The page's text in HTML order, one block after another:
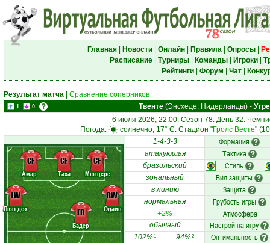
Главная| Новости| Онлайн| Правила| Опросы|
Расписание| Турниры| Команды| Игроки|
Рейтинги| Форум Чат|
Результат матча Сравнение соперников
1 0 Твенте (Энсхеде, Нидерланды) -
6 июля 2026, 22:00. Сезон 78. День 32.
Погода:
солнечно, 17° C. Стадион "Гролс Весте"
Люнгдох
Бадер
Одаин
Амар Таха Мютцерс
LW
FR
RW
CF CF CF
1-4-3-3 Формация
атакующая Тактика
бразильский Стиль
зональный Вид защиты
в линию Защита
нормальная Грубость игры
+2% Атмосфера
обычный Настрой на игру
102%1 94%2 Оптимальность